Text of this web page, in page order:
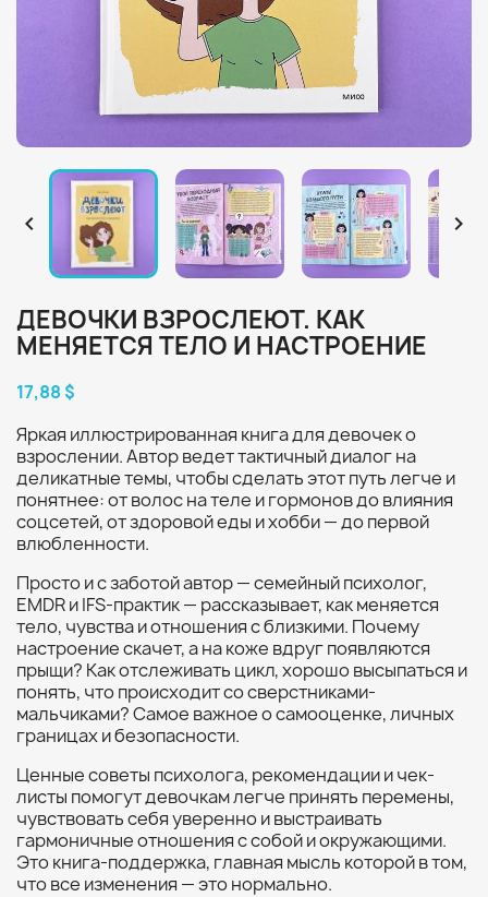
 
ДЕВОЧКИ ВЗРОСЛЕЮТ. КАК
МЕНЯЕТСЯ ТЕЛО И НАСТРОЕНИЕ
17,88 $
Яркая иллюстрированная книга для девочек о
взрослении. Автор ведет тактичный диалог на
деликатные темы, чтобы сделать этот путь легче и
понятнее: от волос на теле и гормонов до влияния
соцсетей, от здоровой еды и хобби — до первой
влюбленности.
Просто и с заботой автор — семейный психолог,
EMDR и IFS-практик — рассказывает, как меняется
тело, чувства и отношения с близкими. Почему
настроение скачет, а на коже вдруг появляются
прыщи? Как отслеживать цикл, хорошо высыпаться и
понять, что происходит со сверстниками-
мальчиками? Самое важное о самооценке, личных
границах и безопасности.
Ценные советы психолога, рекомендации и чек-
листы помогут девочкам легче принять перемены,
чувствовать себя уверенно и выстраивать
гармоничные отношения с собой и окружающими.
Это книга-поддержка, главная мысль которой в том,
что все изменения — это нормально.